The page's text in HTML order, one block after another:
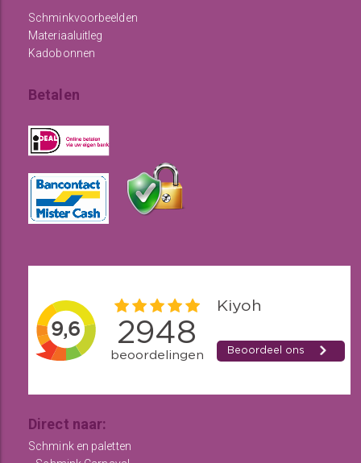
Schminkvoorbeelden
Materiaaluitleg
Kadobonnen
Betalen
Direct naar:
Schmink en paletten